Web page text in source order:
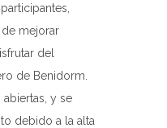
mejorar
del
de Benidorm.
abiertas, y se
debido a la alta